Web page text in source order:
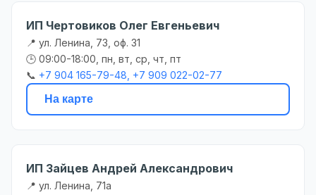
ИП Чертовиков Олег Евгеньевич
📍 ул. Ленина, 73, оф. 31
🕒 09:00-18:00, пн, вт, ср, чт, пт
📞 +7 904 165-79-48, +7 909 022-02-77
На карте
ИП Зайцев Андрей Александрович
📍 ул. Ленина, 71а